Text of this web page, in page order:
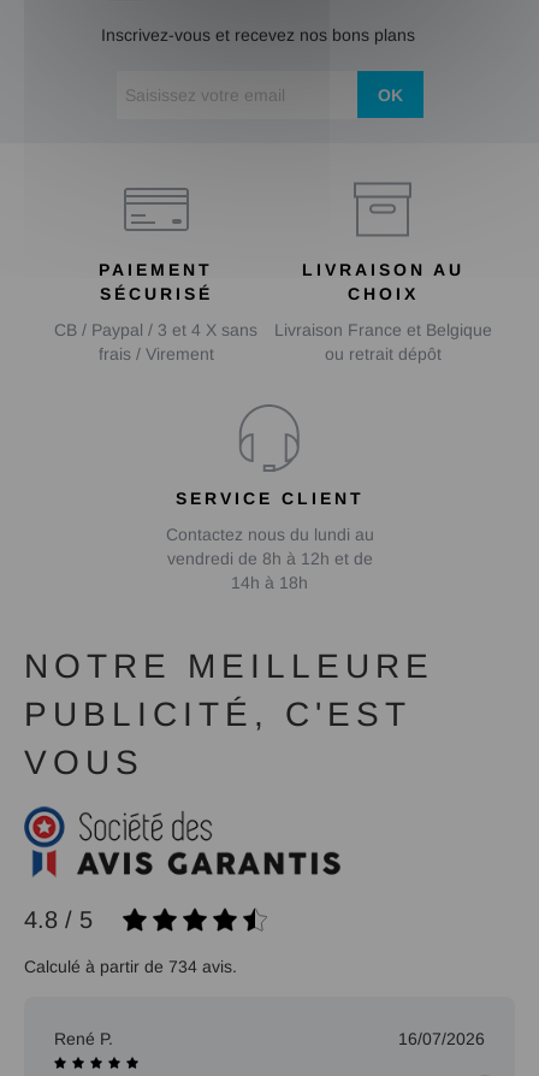
Inscrivez-vous et recevez nos bons plans
OK
PAIEMENT
SÉCURISÉ
CB / Paypal / 3 et 4 X sans
frais / Virement
LIVRAISON AU
CHOIX
Livraison France et Belgique
ou retrait dépôt
SERVICE CLIENT
Contactez nous du lundi au
vendredi de 8h à 12h et de
14h à 18h
NOTRE MEILLEURE
PUBLICITÉ, C'EST
VOUS
4.8 / 5
Calculé à partir de 734 avis.
René P. 16/07/2026